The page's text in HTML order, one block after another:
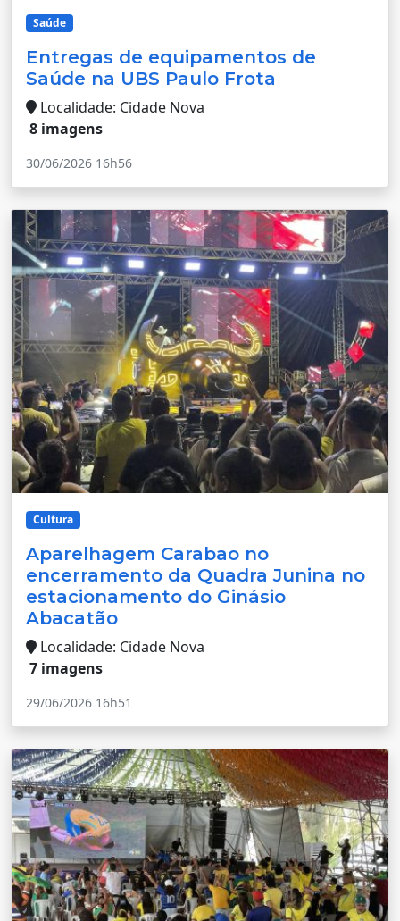
Saúde
Entregas de equipamentos de
Saúde na UBS Paulo Frota
Localidade: Cidade Nova
8 imagens
30/06/2026 16h56
Cultura
Aparelhagem Carabao no
encerramento da Quadra Junina no
estacionamento do Ginásio
Abacatão
Localidade: Cidade Nova
7 imagens
29/06/2026 16h51